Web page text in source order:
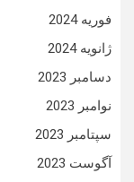
فوریه 2024
ژانویه 2024
دسامبر 2023
نوامبر 2023
سپتامبر 2023
آگوست 2023